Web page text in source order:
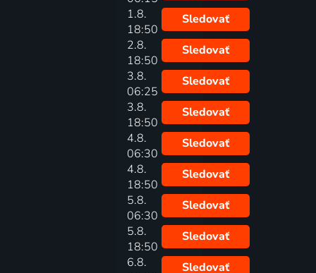
1.8.
18:50
Sledovať
2.8.
18:50
Sledovať
3.8.
06:25
Sledovať
3.8.
18:50
Sledovať
4.8.
06:30
Sledovať
4.8.
18:50
Sledovať
5.8.
06:30
Sledovať
5.8.
18:50
Sledovať
6.8.
Sledovať